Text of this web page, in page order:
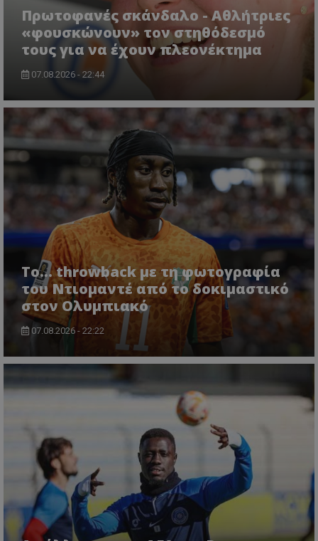
Πρωτοφανές σκάνδαλο - Aθλήτριες
«φουσκώνουν» τον στηθόδεσμό
τους για να έχουν πλεονέκτημα
07.08.2026 - 22:44
Το... throwback με τη φωτογραφία
του Ντιομαντέ από το δοκιμαστικό
στον Ολυμπιακό
07.08.2026 - 22:22